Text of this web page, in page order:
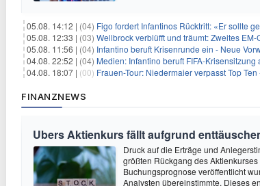
05.08. 14:12 | (04) Figo fordert Infantinos Rücktritt: «Er sollte
05.08. 12:33 | (03) Wellbrock verblüfft und träumt: Zweites EM-
05.08. 11:56 | (04) Infantino beruft Krisenrunde ein - Neue
04.08. 22:52 | (04) Medien: Infantino beruft FIFA-Krisensitzung
04.08. 18:07 | (00) Frauen-Tour: Niedermaier verpasst Top
FINANZNEWS
Ubers Aktienkurs fällt aufgrund
Druck auf die Erträge und
größten Rückgang des
Buchungsprognose veröffentlicht
Analysten übereinstimmte. Dieses